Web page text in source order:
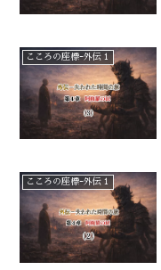
こころの座標ｰ外伝１
こころの座標ｰ外伝１